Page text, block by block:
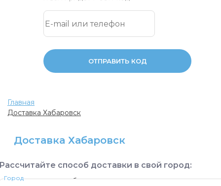
ОТПРАВИТЬ КОД
Главная
Доставка Хабаровск
Доставка Хабаровск
способ доставки в свой город:
Город
Доступные способы доставки: